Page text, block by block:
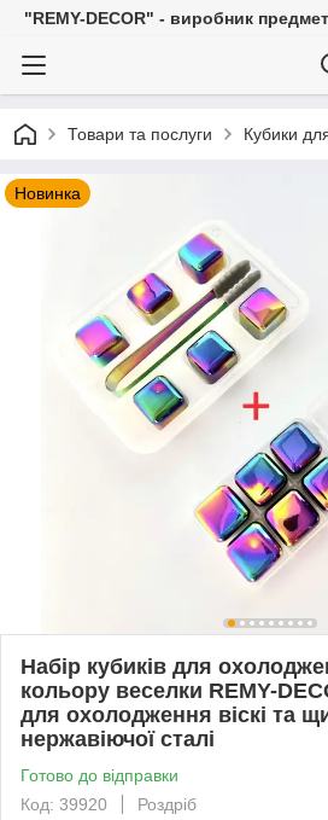
"REMY-DECOR" - виробник
Товари та послуги Кубики
Новинка
Набір кубиків для
кольору веселки REMY-
для охолодження віскі та
нержавіючої сталі
Готово до відправки
Код: 39920
Роздріб